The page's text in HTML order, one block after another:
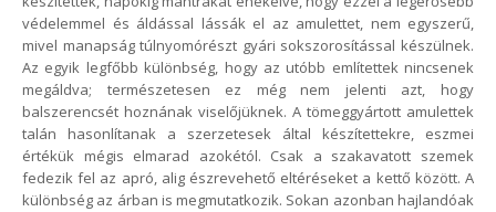
védelemmel és áldással lássák el az amulettet, nem egyszerű,
mivel manapság túlnyomórészt gyári sokszorosítással készülnek.
Az egyik legfőbb különbség, hogy az utóbb említettek nincsenek
megáldva; természetesen ez még nem jelenti azt, hogy
balszerencsét hoznának viselőjüknek. A tömeggyártott amulettek
talán hasonlítanak a szerzetesek által készítettekre, eszmei
értékük mégis elmarad azokétól. Csak a szakavatott szemek
fedezik fel az apró, alig észrevehető eltéréseket a kettő között. A
különbség az árban is megmutatkozik. Sokan azonban hajlandóak